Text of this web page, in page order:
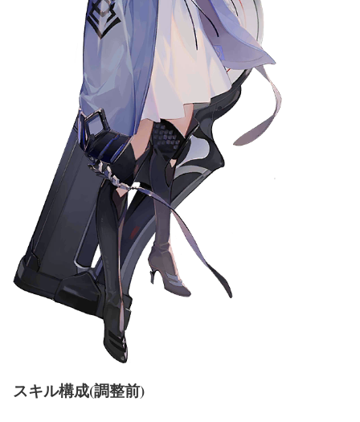
スキル構成(調整前)